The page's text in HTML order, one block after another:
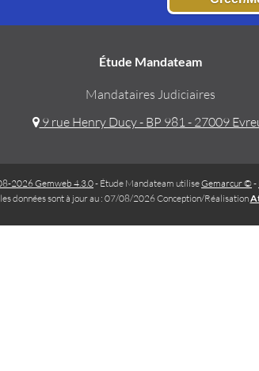
Étude Mandateam
Mandataires Judiciaires
9 rue Henry Ducy - BP 981 - 27009
2026 Gemweb 4.3.0- Étude Mandateam utiliseGemarcur © -
les données sont à jour au : 07/08/2026 Conception/Réalisation